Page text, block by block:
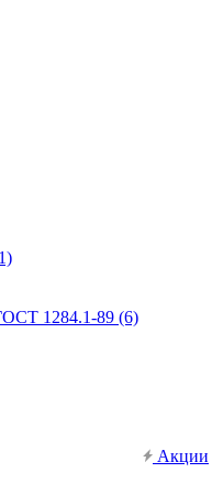
1284.1-89 (6)
Акции